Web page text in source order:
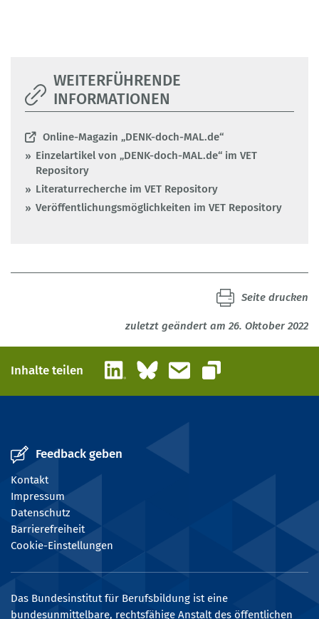
WEITERFÜHRENDE
INFORMATIONEN
Online-Magazin „DENK-doch-MAL.de“
Einzelartikel von „DENK-doch-MAL.de“ im VET
Repository
Literaturrecherche im VET Repository
Veröffentlichungsmöglichkeiten im VET Repository
zuletzt geändert am 26. Oktober 2022
Seite drucken
Inhalte teilen LinkedInBlueskyE-Mail
Link kopieren
Feedback geben
Kontakt
Impressum
Datenschutz
Barrierefreiheit
Cookie-Einstellungen
Das Bundesinstitut für Berufsbildung ist eine
bundesunmittelbare, rechtsfähige Anstalt des öffentlichen